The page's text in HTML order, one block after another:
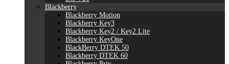
Blackberry
Blackberry Motion
Blackberry Key3
Blackberry Key2 / Key2 Lite
Blackberry KeyOne
BlackBerry DTEK 50
Blackberry DTEK 60